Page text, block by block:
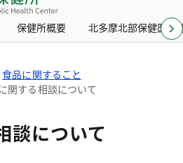
保健所概要 北多摩北部保健医療
食品に関すること
関する相談について
談について